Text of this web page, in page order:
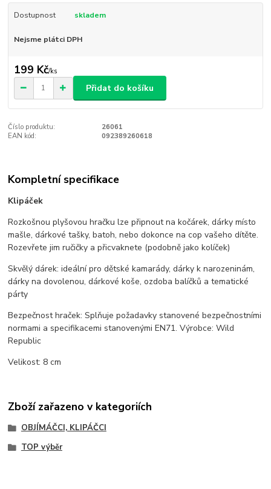
Dostupnost skladem
Nejsme plátci DPH
199 Kč/ks
Přidat do košíku
Číslo produktu:
26061
EAN kód:
092389260618
Kompletní specifikace
Klipáček
Rozkošnou plyšovou hračku lze připnout na kočárek, dárky místo
mašle, dárkové tašky, batoh, nebo dokonce na cop vašeho dítěte.
Rozevřete jim ručičky a přicvaknete (podobně jako kolíček)
Skvělý dárek: ideální pro dětské kamarády, dárky k narozeninám,
dárky na dovolenou, dárkové koše, ozdoba balíčků a tematické
párty
Bezpečnost hraček: Splňuje požadavky stanovené bezpečnostními
normami a specifikacemi stanovenými EN71. Výrobce: Wild
Republic
Velikost: 8 cm
Zboží zařazeno v kategoriích
OBJÍMÁČCI, KLIPÁČCI
TOP výběr